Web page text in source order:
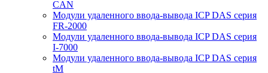
CAN
Модули удаленного ввода-вывода ICP DAS серия
FR-2000
Модули удаленного ввода-вывода ICP DAS серия
I-7000
Модули удаленного ввода-вывода ICP DAS серия
tM